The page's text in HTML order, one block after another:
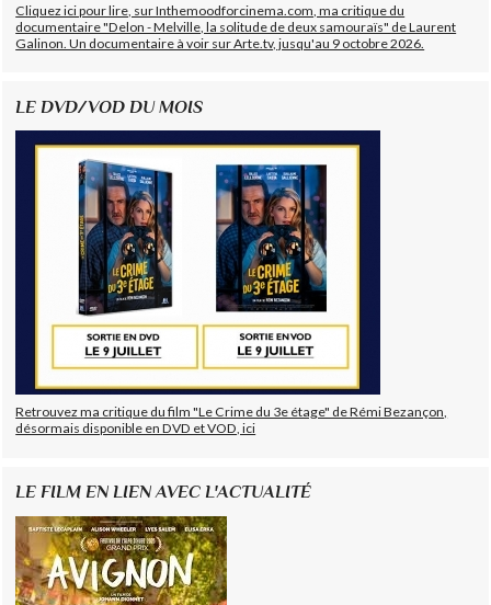
Cliquez ici pour lire, sur Inthemoodforcinema.com, ma critique du
documentaire "Delon - Melville, la solitude de deux samouraïs" de Laurent
Galinon. Un documentaire à voir sur Arte.tv, jusqu'au 9 octobre 2026.
LE DVD/VOD DU MOIS
Retrouvez ma critique du film "Le Crime du 3e étage" de Rémi Bezançon,
désormais disponible en DVD et VOD, ici
LE FILM EN LIEN AVEC L'ACTUALITÉ